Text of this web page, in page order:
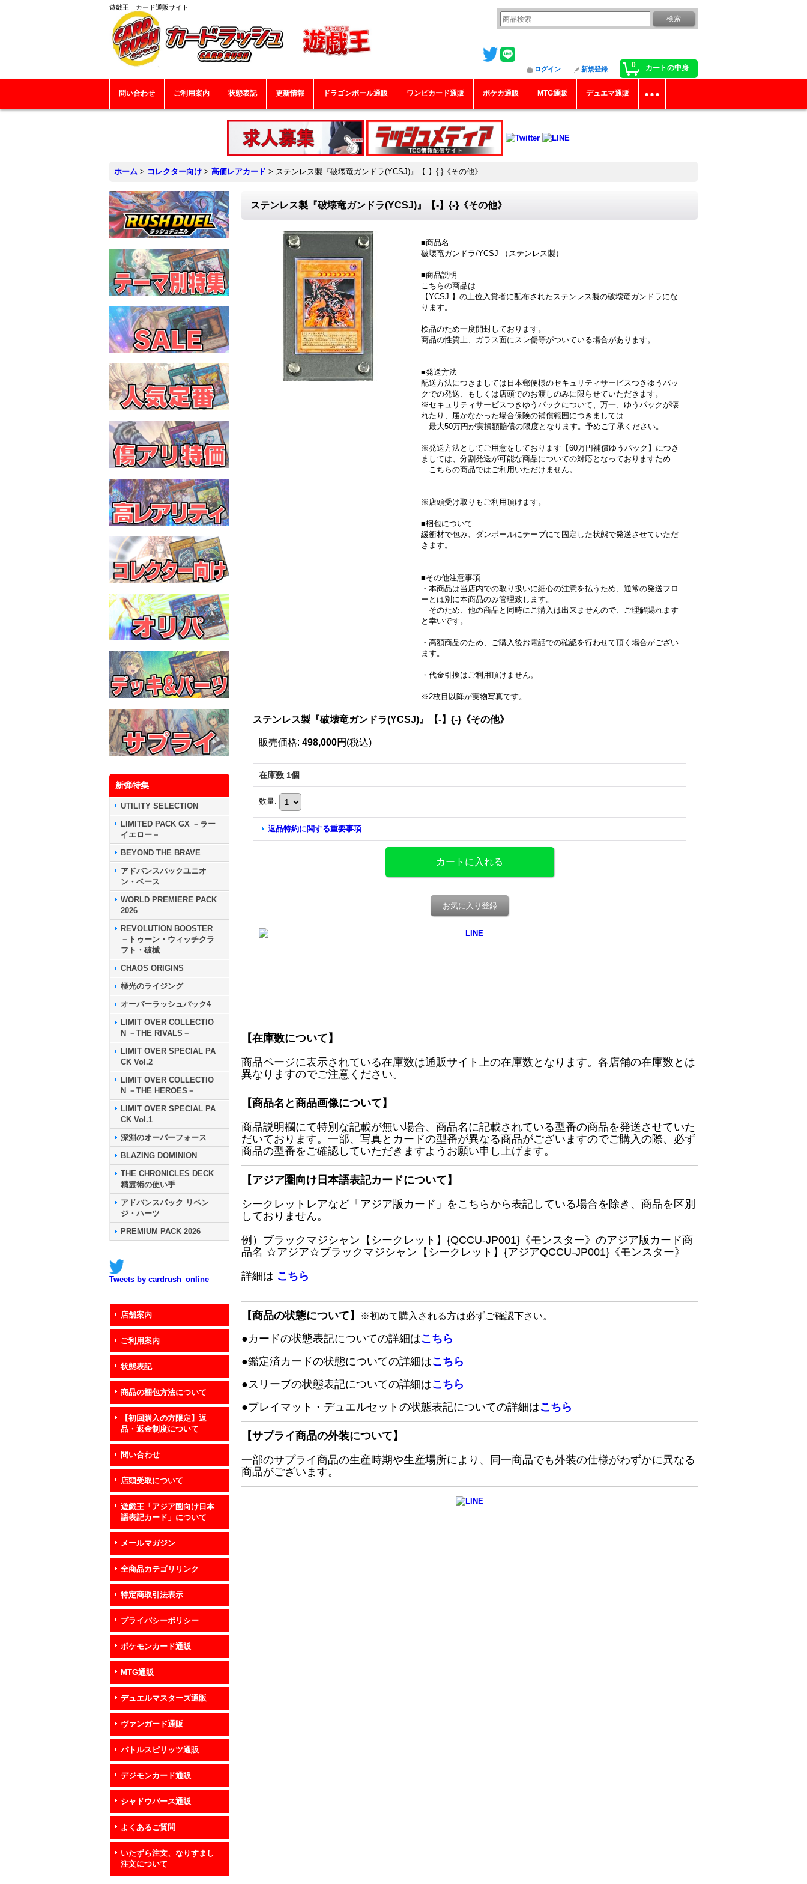
遊戯王 カード通販サイト
0 カートの中身
ログイン 新規登録
問い合わせ ご利用案内 状態表記 更新情報 ドラゴンボール通販 ワンピカード通販 ポケカ通販 MTG通販 デュエマ通販
ホーム > コレクター向け > 高価レアカード > ステンレス製『破壊竜ガンドラ(YCSJ)』【-】{-}《その他》
新弾特集
UTILITY SELECTION
LIMITED PACK GX －ラー
イエロー－
BEYOND THE BRAVE
アドバンスパックユニオ
ン・ベース
WORLD PREMIERE PACK
2026
REVOLUTION BOOSTER
－トゥーン・ウィッチクラ
フト・破械
CHAOS ORIGINS
極光のライジング
オーバーラッシュパック4
LIMIT OVER COLLECTIO
N －THE RIVALS－
LIMIT OVER SPECIAL PA
CK Vol.2
LIMIT OVER COLLECTIO
N －THE HEROES－
LIMIT OVER SPECIAL PA
CK Vol.1
深淵のオーバーフォース
BLAZING DOMINION
THE CHRONICLES DECK
精霊術の使い手
アドバンスパック リベン
ジ・ハーツ
PREMIUM PACK 2026
Tweets by cardrush_online
店舗案内
ご利用案内
状態表記
商品の梱包方法について
【初回購入の方限定】返
品・返金制度について
問い合わせ
店頭受取について
遊戯王「アジア圏向け日本
語表記カード」について
メールマガジン
全商品カテゴリリンク
特定商取引法表示
プライバシーポリシー
ポケモンカード通販
MTG通販
デュエルマスターズ通販
ヴァンガード通販
バトルスピリッツ通販
デジモンカード通販
シャドウバース通販
よくあるご質問
いたずら注文、なりすまし
注文について
ステンレス製『破壊竜ガンドラ(YCSJ)』【-】{-}《その他》
■商品名
破壊竜ガンドラ/YCSJ （ステンレス製）
■商品説明
こちらの商品は
【YCSJ 】の上位入賞者に配布されたステンレス製の破壊竜ガンドラにな
ります。
検品のため一度開封しております。
商品の性質上、ガラス面にスレ傷等がついている場合があります。
■発送方法
配送方法につきましては日本郵便様のセキュリティサービスつきゆうパッ
クでの発送、もしくは店頭でのお渡しのみに限らせていただきます。
※セキュリティサービスつきゆうパックについて、万一、ゆうパックが壊
れたり、届かなかった場合保険の補償範囲につきましては
最大50万円が実損額賠償の限度となります。予めご了承ください。
※発送方法としてご用意をしております【60万円補償ゆうパック】につき
ましては、分割発送が可能な商品についての対応となっておりますため
こちらの商品ではご利用いただけません。
※店頭受け取りもご利用頂けます。
■梱包について
緩衝材で包み、ダンボールにテープにて固定した状態で発送させていただ
きます。
■その他注意事項
・本商品は当店内での取り扱いに細心の注意を払うため、通常の発送フロ
ーとは別に本商品のみ管理致します。
そのため、他の商品と同時にご購入は出来ませんので、ご理解賜れます
と幸いです。
・高額商品のため、ご購入後お電話での確認を行わせて頂く場合がござい
ます。
・代金引換はご利用頂けません。
※2枚目以降が実物写真です。
ステンレス製『破壊竜ガンドラ(YCSJ)』【-】{-}《その他》
販売価格: 498,000円 (税込)
在庫数 1個
数量:
返品特約に関する重要事項
お気に入り登録
【在庫数について】
商品ページに表示されている在庫数は通販サイト上の在庫数となります。各店舗の在庫数とは
異なりますのでご注意ください。
【商品名と商品画像について】
商品説明欄にて特別な記載が無い場合、商品名に記載されている型番の商品を発送させていた
だいております。一部、写真とカードの型番が異なる商品がございますのでご購入の際、必ず
商品の型番をご確認していただきますようお願い申し上げます。
【アジア圏向け日本語表記カードについて】
シークレットレアなど「アジア版カード」をこちらから表記している場合を除き、商品を区別
しておりません。
例）ブラックマジシャン【シークレット】{QCCU-JP001}《モンスター》のアジア版カード商
品名 ☆アジア☆ブラックマジシャン【シークレット】{アジアQCCU-JP001}《モンスター》
詳細は こちら
【商品の状態について】 ※初めて購入される方は必ずご確認下さい。
●カードの状態表記についての詳細はこちら
●鑑定済カードの状態についての詳細はこちら
●スリーブの状態表記についての詳細はこちら
●プレイマット・デュエルセットの状態表記についての詳細はこちら
【サプライ商品の外装について】
一部のサプライ商品の生産時期や生産場所により、同一商品でも外装の仕様がわずかに異なる
商品がございます。